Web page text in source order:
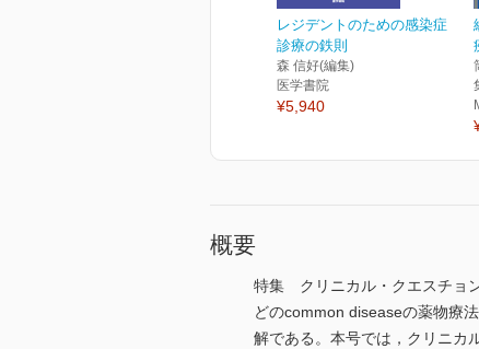
レジデントのための感染症
診療の鉄則
森 信好(編集)
医学書院
¥5,940
概要
特集 クリニカル・クエスチョ
どのcommon diseaseの薬物療
解である。本号では，クリニカ